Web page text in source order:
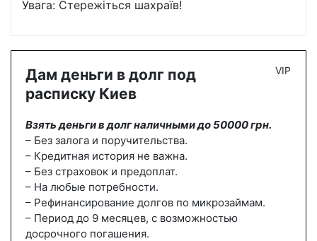
Увага: Стережіться шахраїв!
Дам деньги в долг под
расписку Киев
Взять деньги в долг наличными до 50000 грн.
– Без залога и поручительства.
– Кредитная история не важна.
– Без страховок и предоплат.
– На любые потребности.
– Рефинансирование долгов по микрозаймам.
– Период до 9 месяцев, с возможностью
досрочного погашения.
VIP